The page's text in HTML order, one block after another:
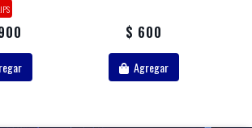
$ 600
Agregar